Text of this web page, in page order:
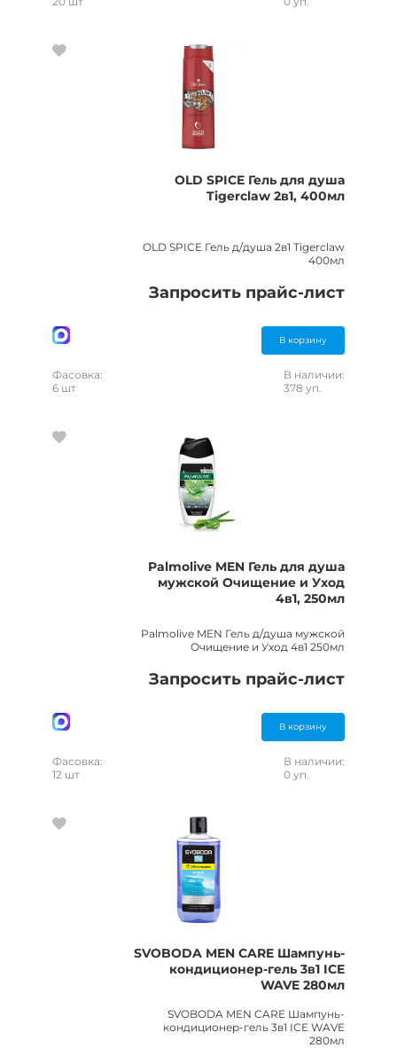
OLD SPICE Гель для душа
Tigerclaw 2в1, 400мл
OLD SPICE Гель д/душа 2в1 Tigerclaw
400мл
Запросить прайс-лист
В корзину
Фасовка:
6 шт
В наличии:
378 уп.
Palmolive MEN Гель для душа
мужской Очищение и Уход
4в1, 250мл
Palmolive MEN Гель д/душа мужской
Очищение и Уход 4в1 250мл
Запросить прайс-лист
В корзину
Фасовка:
12 шт
В наличии:
0 уп.
SVOBODA MEN CARE Шампунь-
кондиционер-гель 3в1 IСE
WAVE 280мл
SVOBODA MEN CARE Шампунь-
кондиционер-гель 3в1 IСE WAVE
280мл